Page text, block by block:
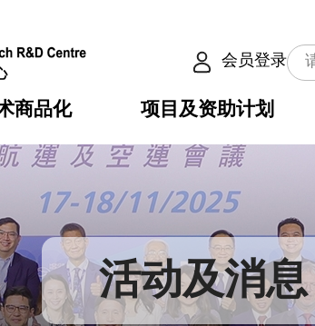
会员登录
商品化
之技术
共服务之创新技术
项目及资助计划
务
活动及消息